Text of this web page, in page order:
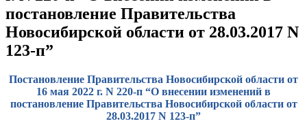
постановление Правительства
Новосибирской области от 28.03.2017 N
123-п”
Постановление Правительства Новосибирской области от
16 мая 2022 г. N 220-п “О внесении изменений в
постановление Правительства Новосибирской области от
28.03.2017 N 123-п”